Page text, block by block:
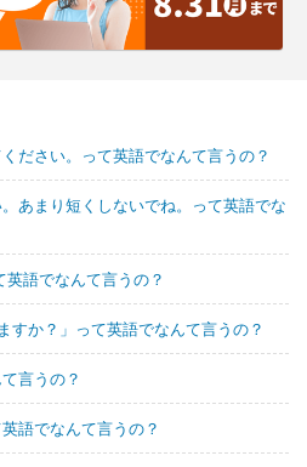
ださい。って英語でなんて言うの？
あまり短くしないでね。って英語でな
語でなんて言うの？
すか？」って英語でなんて言うの？
言うの？
語でなんて言うの？